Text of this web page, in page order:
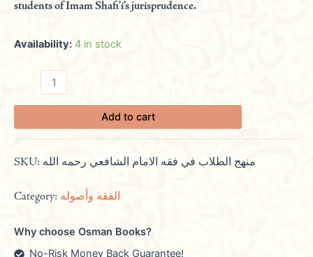
students of Imam Shafi’i’s jurisprudence.
Availability: 4 in stock
Add to cart
SKU: منهج الطلاب في فقه الامام الشافعي رحمه الله
Category: الفقه وأصوله
Why choose Osman Books?
No-Risk Money Back Guarantee!